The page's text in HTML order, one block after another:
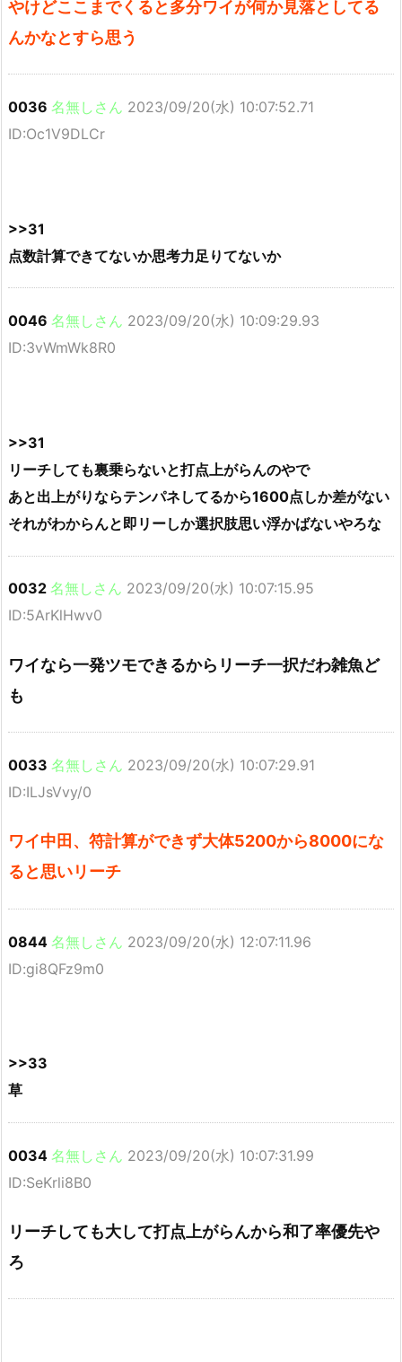
やけどここまでくると多分ワイが何か見落としてる
んかなとすら思う
0036 名無しさん 2023/09/20(水) 10:07:52.71
ID:Oc1V9DLCr
>>31
点数計算できてないか思考力足りてないか
0046 名無しさん 2023/09/20(水) 10:09:29.93
ID:3vWmWk8R0
>>31
リーチしても裏乗らないと打点上がらんのやで
あと出上がりならテンパネしてるから1600点しか差がない
それがわからんと即リーしか選択肢思い浮かばないやろな
0032 名無しさん 2023/09/20(水) 10:07:15.95
ID:5ArKlHwv0
ワイなら一発ツモできるからリーチ一択だわ雑魚ど
も
0033 名無しさん 2023/09/20(水) 10:07:29.91
ID:ILJsVvy/0
ワイ中田、符計算ができず大体5200から8000にな
ると思いリーチ
0844 名無しさん 2023/09/20(水) 12:07:11.96
ID:gi8QFz9m0
>>33
草
0034 名無しさん 2023/09/20(水) 10:07:31.99
ID:SeKrli8B0
リーチしても大して打点上がらんから和了率優先や
ろ